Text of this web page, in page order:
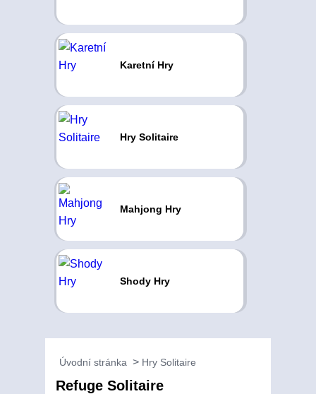
Karetní Hry
Hry Solitaire
Mahjong Hry
Shody Hry
Úvodní stránka Hry Solitaire
Refuge Solitaire